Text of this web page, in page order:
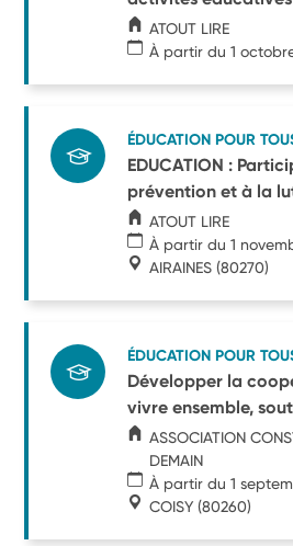
ATOUT LIRE
À partir du 1
ÉDUCATION POUR
EDUCATION :
prévention et à la
ATOUT LIRE
À partir du 1
AIRAINES (80270)
ÉDUCATION POUR
Développer la
vivre ensemble,
ASSOCIATION
DEMAIN
À partir du 1
COISY (80260)